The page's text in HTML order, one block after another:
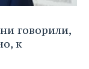
говорили,
к